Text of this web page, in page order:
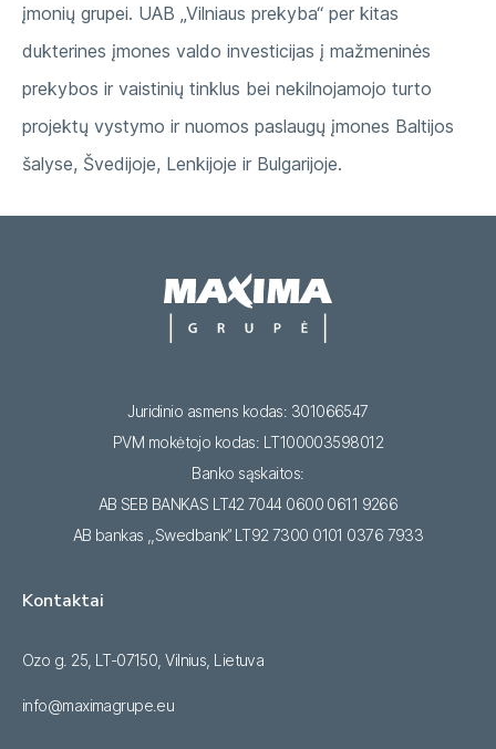
įmonių grupei. UAB „Vilniaus prekyba“ per kitas
dukterines įmones valdo investicijas į mažmeninės
prekybos ir vaistinių tinklus bei nekilnojamojo turto
projektų vystymo ir nuomos paslaugų įmones Baltijos
šalyse, Švedijoje, Lenkijoje ir Bulgarijoje.
Juridinio asmens kodas: 301066547
PVM mokėtojo kodas: LT100003598012
Banko sąskaitos:
AB SEB BANKAS LT42 7044 0600 0611 9266
AB bankas ,,Swedbank’’ LT92 7300 0101 0376 7933
Kontaktai
Ozo g. 25, LT-07150, Vilnius, Lietuva
info@maximagrupe.eu